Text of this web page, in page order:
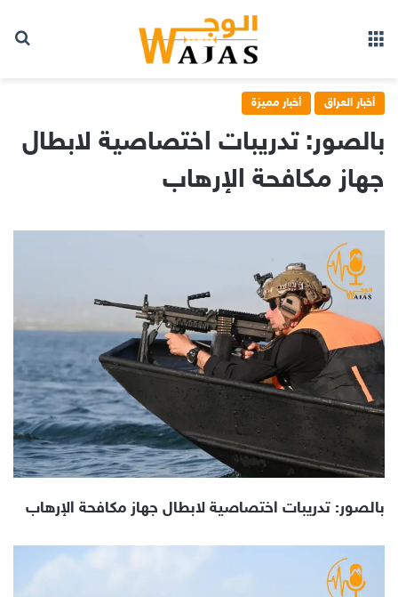
أخبار العراق أخبار مميزة
بالصور: تدريبات اختصاصية لابطال
جهاز مكافحة الإرهاب
بالصور: تدريبات اختصاصية لابطال جهاز مكافحة الإرهاب